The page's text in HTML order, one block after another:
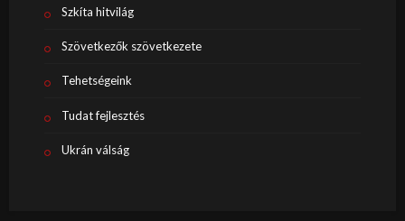
Szkíta hitvilág
Szövetkezők szövetkezete
Tehetségeink
Tudat fejlesztés
Ukrán válság